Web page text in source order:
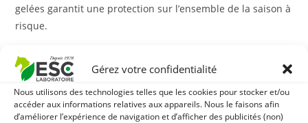
Gérez votre confidentialité
Nous utilisons des technologies telles que les cookies pour stocker et/ou
accéder aux informations relatives aux appareils. Nous le faisons afin
d’améliorer l’expérience de navigation et d’afficher des publicités (non)
gelées garantit une protection sur l’ensemble de la saison à
risque.
Complément alimentaire et soins externes : une
approche complémentaire
La question n’est pas de choisir entre soins internes et